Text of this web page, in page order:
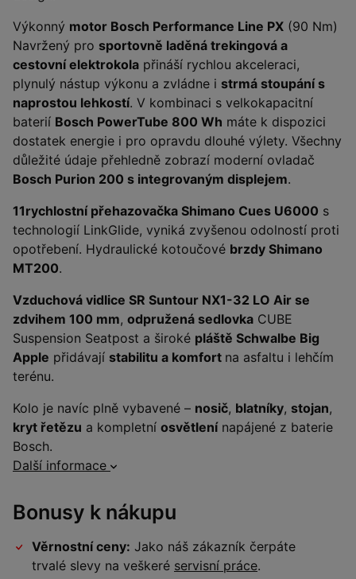
Výkonný motor Bosch Performance Line PX (90 Nm)
Navržený pro sportovně laděná trekingová a
cestovní elektrokola přináší rychlou akceleraci,
plynulý nástup výkonu a zvládne i strmá stoupání s
naprostou lehkostí. V kombinaci s velkokapacitní
baterií Bosch PowerTube 800 Wh máte k dispozici
dostatek energie i pro opravdu dlouhé výlety. Všechny
důležité údaje přehledně zobrazí moderní ovladač
Bosch Purion 200 s integrovaným displejem.
11rychlostní přehazovačka Shimano Cues U6000 s
technologií LinkGlide, vyniká zvyšenou odolností proti
opotřebení. Hydraulické kotoučové brzdy Shimano
MT200.
Vzduchová vidlice SR Suntour NX1-32 LO Air se
zdvihem 100 mm, odpružená sedlovka CUBE
Suspension Seatpost a široké pláště Schwalbe Big
Apple přidávají stabilitu a komfort na asfaltu i lehčím
terénu.
Kolo je navíc plně vybavené – nosič, blatníky, stojan,
kryt řetězu a kompletní osvětlenínapájené z baterie
Bosch.
Další informace
Bonusy k nákupu
Věrnostní ceny: Jako náš zákazník čerpáte
trvalé slevy na veškeré servisní práce.